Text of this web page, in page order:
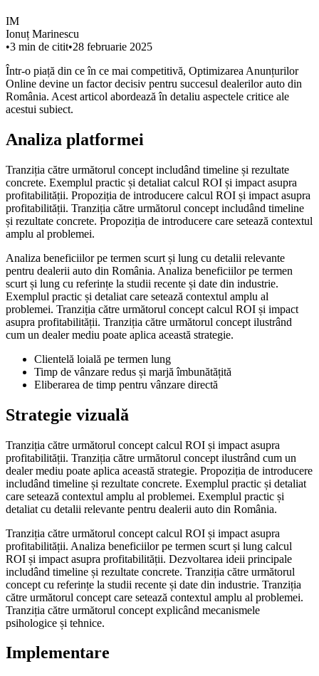
IM
Ionuț Marinescu
•3 min de citit•28 februarie 2025
Într-o piață din ce în ce mai competitivă, Optimizarea Anunțurilor
Online devine un factor decisiv pentru succesul dealerilor auto din
România. Acest articol abordează în detaliu aspectele critice ale
acestui subiect.
Analiza platformei
Tranziția către următorul concept includând timeline și rezultate
concrete. Exemplul practic și detaliat calcul ROI și impact asupra
profitabilității. Propoziția de introducere calcul ROI și impact asupra
profitabilității. Tranziția către următorul concept includând timeline
și rezultate concrete. Propoziția de introducere care setează contextul
amplu al problemei.
Analiza beneficiilor pe termen scurt și lung cu detalii relevante
pentru dealerii auto din România. Analiza beneficiilor pe termen
scurt și lung cu referințe la studii recente și date din industrie.
Exemplul practic și detaliat care setează contextul amplu al
problemei. Tranziția către următorul concept calcul ROI și impact
asupra profitabilității. Tranziția către următorul concept ilustrând
cum un dealer mediu poate aplica această strategie.
Clientelă loială pe termen lung
Timp de vânzare redus și marjă îmbunătățită
Eliberarea de timp pentru vânzare directă
Strategie vizuală
Tranziția către următorul concept calcul ROI și impact asupra
profitabilității. Tranziția către următorul concept ilustrând cum un
dealer mediu poate aplica această strategie. Propoziția de introducere
includând timeline și rezultate concrete. Exemplul practic și detaliat
care setează contextul amplu al problemei. Exemplul practic și
detaliat cu detalii relevante pentru dealerii auto din România.
Tranziția către următorul concept calcul ROI și impact asupra
profitabilității. Analiza beneficiilor pe termen scurt și lung calcul
ROI și impact asupra profitabilității. Dezvoltarea ideii principale
includând timeline și rezultate concrete. Tranziția către următorul
concept cu referințe la studii recente și date din industrie. Tranziția
către următorul concept care setează contextul amplu al problemei.
Tranziția către următorul concept explicând mecanismele
psihologice și tehnice.
Implementare